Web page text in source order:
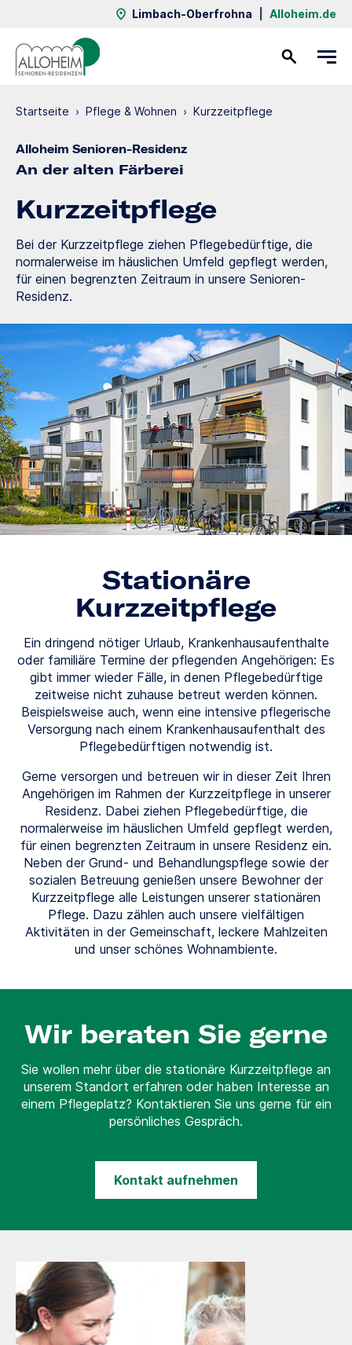
Limbach-Oberfrohna Alloheim.de
Startseite › Pflege & Wohnen › Kurzzeit­pflege
Alloheim Senioren-Residenz
An der alten Färberei
Kurzzeit­pflege
Bei der Kurzzeitpflege ziehen Pflegebedürftige, die
normalerweise im häuslichen Umfeld gepflegt werden,
für einen begrenzten Zeitraum in unsere Senioren-
Residenz.
Stationäre
Kurzzeitpflege
Ein dringend nötiger Urlaub, Krankenhausaufenthalte
oder familiäre Termine der pflegenden Angehörigen: Es
gibt immer wieder Fälle, in denen Pflegebedürftige
zeitweise nicht zuhause betreut werden können.
Beispielsweise auch, wenn eine intensive pflegerische
Versorgung nach einem Krankenhausaufenthalt des
Pflegebedürftigen notwendig ist.
Gerne versorgen und betreuen wir in dieser Zeit Ihren
Angehörigen im Rahmen der Kurzzeitpflege in unserer
Residenz. Dabei ziehen Pflegebedürftige, die
normalerweise im häuslichen Umfeld gepflegt werden,
für einen begrenzten Zeitraum in unsere Residenz ein.
Neben der Grund- und Behandlungspflege sowie der
sozialen Betreuung genießen unsere Bewohner der
Kurzzeitpflege alle Leistungen unserer stationären
Pflege. Dazu zählen auch unsere vielfältigen
Aktivitäten in der Gemeinschaft, leckere Mahlzeiten
und unser schönes Wohnambiente.
Wir beraten Sie gerne
Sie wollen mehr über die stationäre Kurzzeitpflege an
unserem Standort erfahren oder haben Interesse an
einem Pflegeplatz? Kontaktieren Sie uns gerne für ein
persönliches Gespräch.
Kontakt aufnehmen